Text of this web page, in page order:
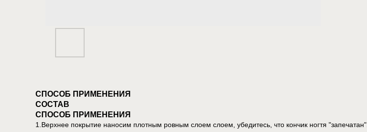
СПОСОБ ПРИМЕНЕНИЯ
СОСТАВ
СПОСОБ ПРИМЕНЕНИЯ
1.Верхнее покрытие наносим плотным ровным слоем слоем, убедитесь, что кончик ногтя "запечатан".